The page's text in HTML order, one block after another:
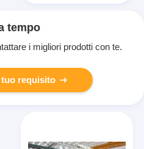
tempo
i migliori prodotti con te.
tuo requisito